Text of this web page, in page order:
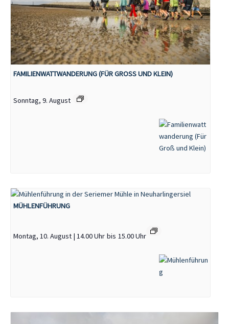
FAMILIENWATTWANDERUNG (FÜR GROSS UND KLEIN)
Sonntag, 9. August
MÜHLENFÜHRUNG
Montag, 10. August | 14.00 Uhr bis 15.00 Uhr